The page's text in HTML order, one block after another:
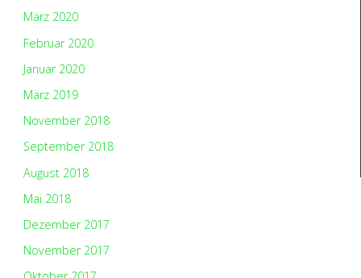
März 2020
Februar 2020
Januar 2020
März 2019
November 2018
September 2018
August 2018
Mai 2018
Dezember 2017
November 2017